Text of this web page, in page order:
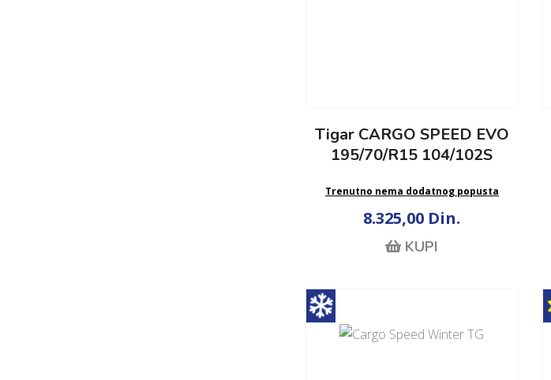
Tigar CARGO SPEED EVO
195/70/R15 104/102S
Trenutno nema dodatnog popusta
8.325,00 Din.
KUPI